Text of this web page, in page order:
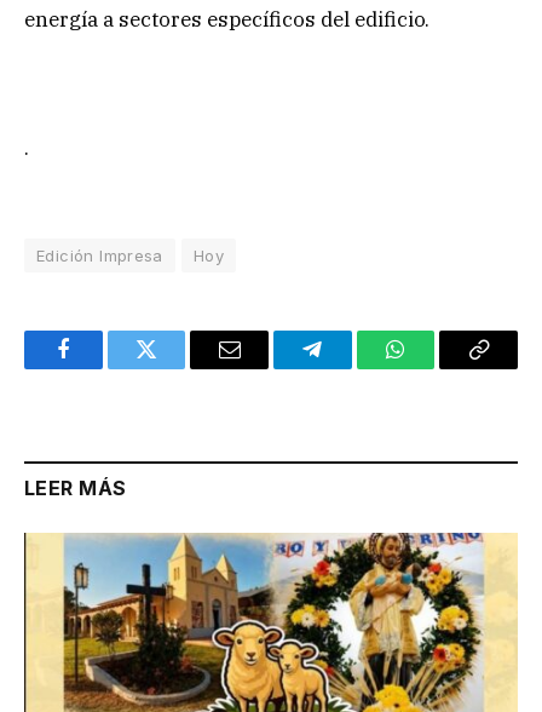
energía a sectores específicos del edificio.
.
Edición Impresa Hoy
FacebookTwitter Email TelegramWhatsAppCopy
LEER MÁS